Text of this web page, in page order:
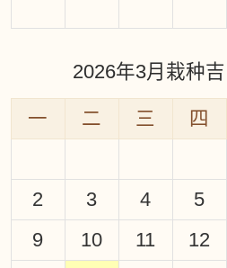
2026年3月栽种吉
一 二 三 四
2
3 4 5
9
10 11 12